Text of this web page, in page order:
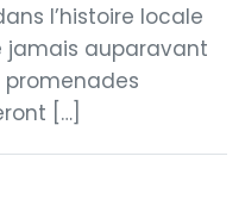
l’histoire locale
jamais auparavant
[…]